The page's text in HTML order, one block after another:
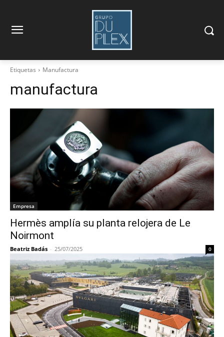
Etiquetas Manufactura
manufactura
Empresa
Hermès amplía su planta relojera de Le
Noirmont
Beatriz Badás - 25/07/2025 0